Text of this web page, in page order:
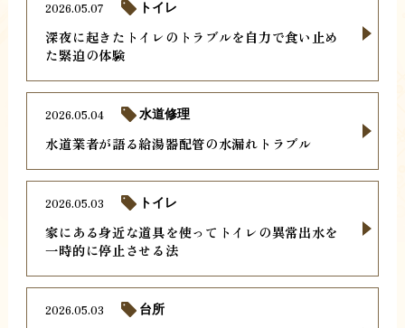
深夜に起きたトイレのトラブルを自力で食い止め
た緊迫の体験
2026.05.07 トイレ
水道業者が語る給湯器配管の水漏れトラブル
2026.05.04 水道修理
家にある身近な道具を使ってトイレの異常出水を
一時的に停止させる法
2026.05.03 トイレ
2026.05.03 台所